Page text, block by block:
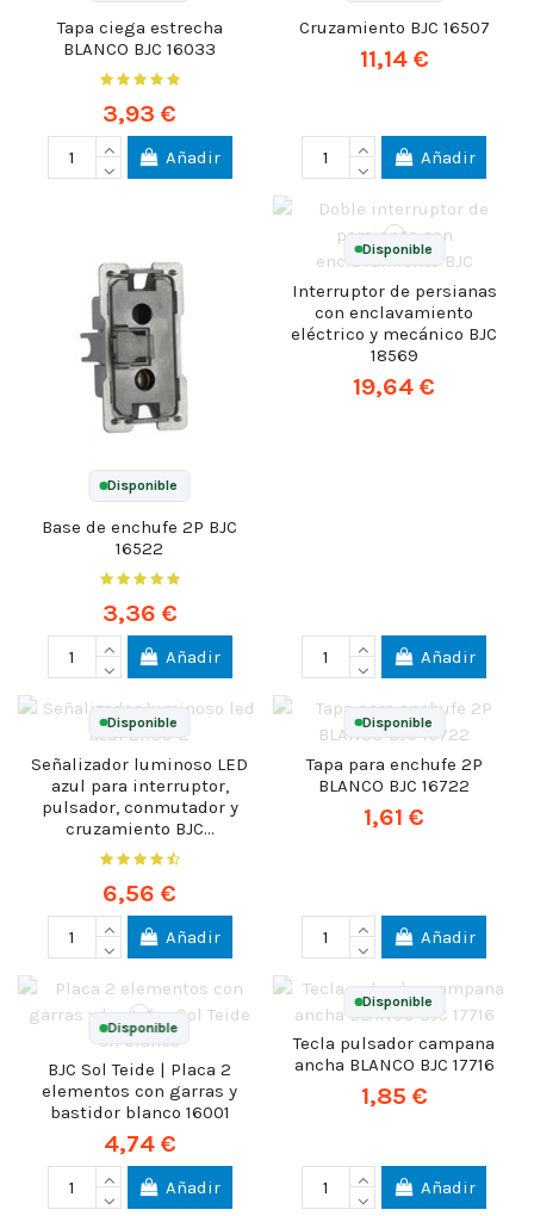
Tapa ciega estrecha
BLANCO BJC 16033
3,93 €
Añadir
Cruzamiento BJC 16507
11,14 €
Añadir
Disponible
Base de enchufe 2P BJC
16522
3,36 €
Añadir
Disponible
Interruptor de persianas
con enclavamiento
eléctrico y mecánico BJC
18569
19,64 €
Añadir
Disponible
Señalizador luminoso LED
azul para interruptor,
pulsador, conmutador y
cruzamiento BJC...
6,56 €
Añadir
Disponible
Tapa para enchufe 2P
BLANCO BJC 16722
1,61 €
Añadir
Disponible
BJC Sol Teide | Placa 2
elementos con garras y
bastidor blanco 16001
4,74 €
Añadir
Disponible
Tecla pulsador campana
ancha BLANCO BJC 17716
1,85 €
Añadir